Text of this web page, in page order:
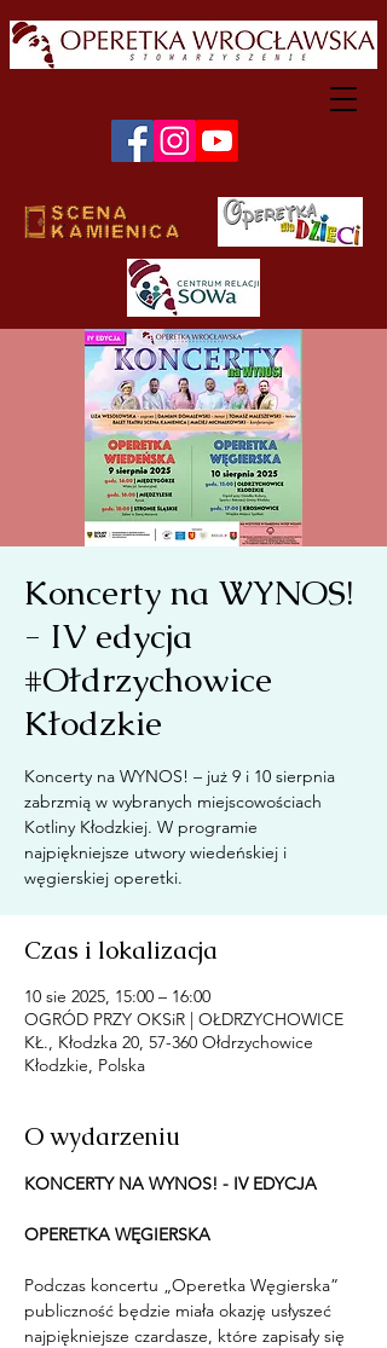
Koncerty na WYNOS!
- IV edycja
#Ołdrzychowice
Kłodzkie
Koncerty na WYNOS! – już 9 i 10 sierpnia
zabrzmią w wybranych miejscowościach
Kotliny Kłodzkiej. W programie
najpiękniejsze utwory wiedeńskiej i
węgierskiej operetki.
Czas i lokalizacja
10 sie 2025, 15:00 – 16:00
OGRÓD PRZY OKSiR | OŁDRZYCHOWICE
KŁ., Kłodzka 20, 57-360 Ołdrzychowice
Kłodzkie, Polska
O wydarzeniu
KONCERTY NA WYNOS! - IV EDYCJA
OPERETKA WĘGIERSKA
Podczas koncertu „Operetka Węgierska”
publiczność będzie miała okazję usłyszeć
najpiękniejsze czardasze, które zapisały się